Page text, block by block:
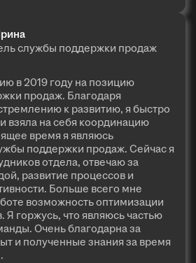
службы поддержки продаж
в 2019 году на позицию
продаж. Благодаря
к развитию, я быстро
взяла на себя координацию
время я являюсь
поддержки продаж. Сейчас я
отдела, отвечаю за
развитие процессов и
Больше всего мне
возможность оптимизации
Я горжусь, что являюсь частью
Очень благодарна за
и полученные знания за время